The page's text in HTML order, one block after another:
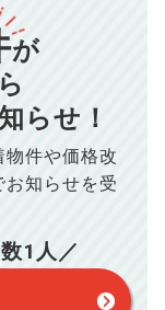
834
円
円
しています。
ております。
金利が変わらない設
どにご確認く
、手残り金額を
越し費用、住
限で計算して
が
らせ！
物件や価格改
お知らせを受
1 人／